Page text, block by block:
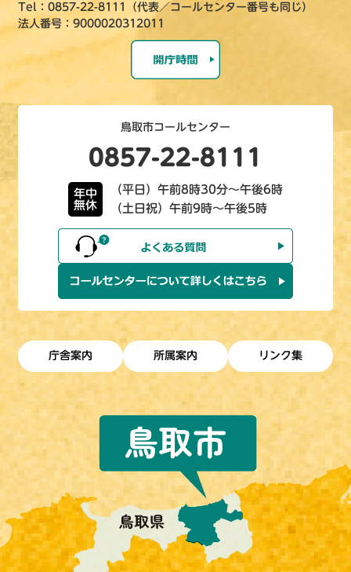
Tel：0857-22-8111（代表／コールセンター番号も同じ）
法人番号：9000020312011
鳥取市コールセンター
0857-22-8111
年中
無休
（平日）午前8時30分～午後6時
（土日祝）午前9時～午後5時
庁舎案内 所属案内 リンク集